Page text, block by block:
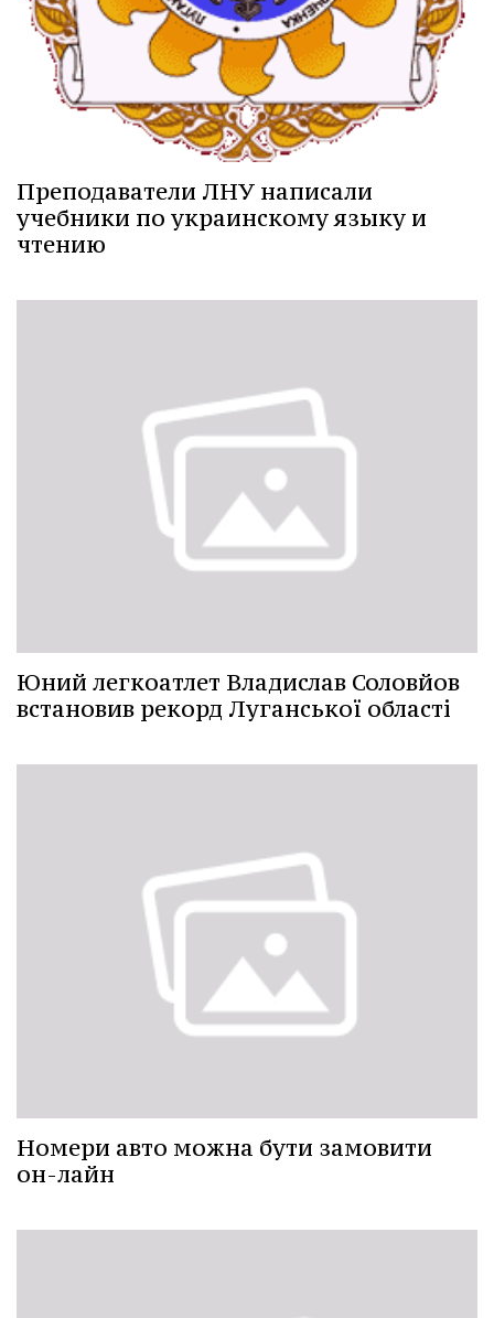
Преподаватели ЛНУ написали
учебники по украинскому языку и
чтению
Юний легкоатлет Владислав Соловйов
встановив рекорд Луганської області
Номери авто можна бути замовити
он-лайн